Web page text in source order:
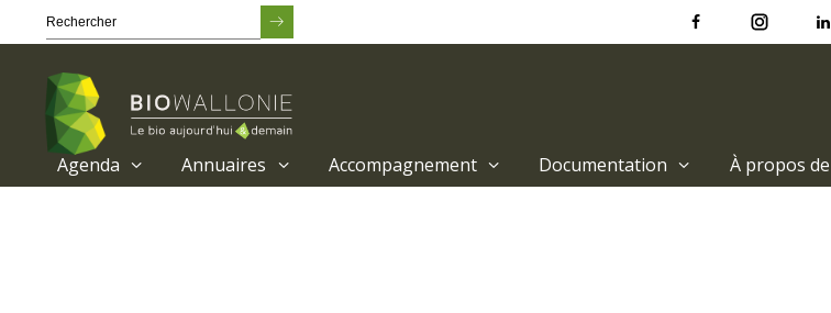
Agenda Annuaires Accompagnement Documentation À propos